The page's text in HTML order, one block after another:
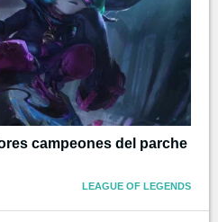
campeones del parche
LEAGUE OF LEGENDS